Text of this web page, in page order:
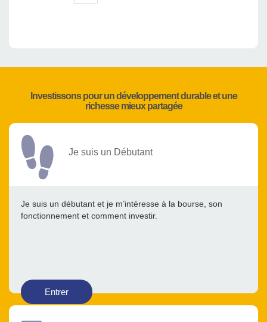
Investissons pour un développement durable et une
richesse mieux partagée
Je suis un Débutant
Je suis un débutant et je m’intéresse à la bourse, son
fonctionnement et comment investir.
Entrer